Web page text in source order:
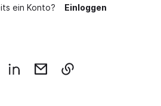
ein Konto? Einloggen